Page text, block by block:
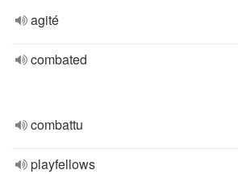
agité
combated
combattu
playfellows